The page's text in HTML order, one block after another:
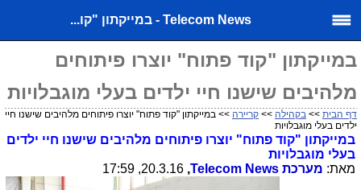
Telecom News - במייקתון "קו...
במייקתון "קוד פתוח" יוצרו פיתוחים
מלהיבים שישנו חיי ילדים בעלי מוגבלויות
דף הבית >> בקהילה >> קריירה >> במייקתון "קוד פתוח" יוצרו פיתוחים מלהיבים שישנו חיי
ילדים בעלי מוגבלויות
במייקתון "קוד פתוח" יוצרו פיתוחים מלהיבים שישנו חיי ילדים
בעלי מוגבלויות
מאת: מערכת Telecom News
,